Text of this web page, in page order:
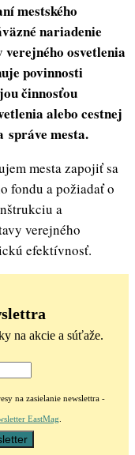
mestského
nariadenie
osvetlenia
povinnosti
činnosťou
alebo cestnej
správe mesta.
mesta zapojiť sa
fondu a požiadať o
a
verejného
efektívnosť.
na akcie a súťaže.
na zasielanie newslettra -
EastMag